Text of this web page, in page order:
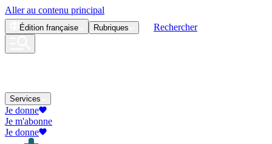
Aller au contenu principal
Édition française Rubriques Rechercher
Services
Je donne
Je m'abonne
Je donne